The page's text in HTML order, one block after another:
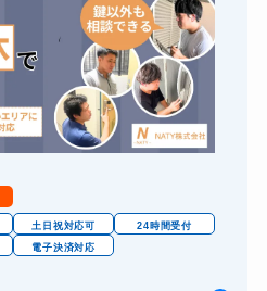
土日祝対応可
24時間受付
電子決済対応